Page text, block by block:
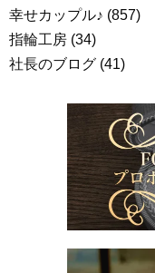
幸せカップル♪ (857)
指輪工房 (34)
社長のブログ (41)